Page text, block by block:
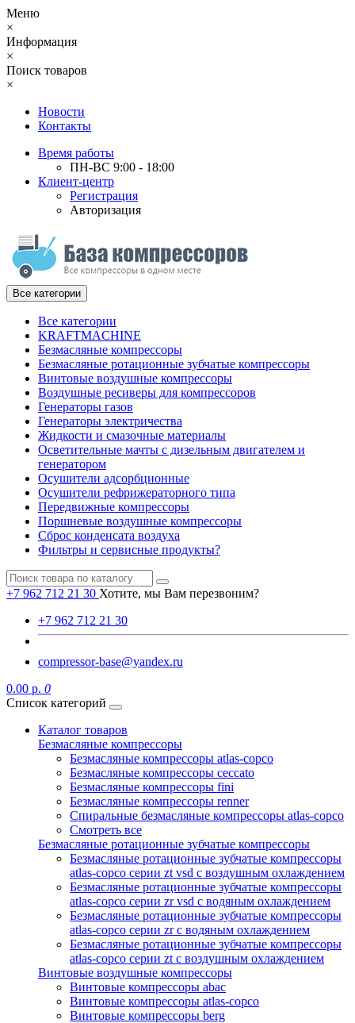
Меню
×
Информация
×
Поиск товаров
×
Новости
Контакты
Время работы
ПН-ВС 9:00 - 18:00
Клиент-центр
Регистрация
Авторизация
Все категории
Все категории
KRAFTMACHINE
Безмасляные компрессоры
Безмасляные ротационные зубчатые компрессоры
Винтовые воздушные компрессоры
Воздушные ресиверы для компрессоров
Генераторы газов
Генераторы электричества
Жидкости и смазочные материалы
Осветительные мачты с дизельным двигателем и
генератором
Осушители адсорбционные
Осушители рефрижераторного типа
Передвижные компрессоры
Поршневые воздушные компрессоры
Сброс конденсата воздуха
Фильтры и сервисные продукты?
+7 962 712 21 30 Хотите, мы Вам перезвоним?
+7 962 712 21 30
compressor-base@yandex.ru
0.00 р. 0
Список категорий
Каталог товаров
Безмасляные компрессоры
Безмасляные компрессоры atlas-copco
Безмасляные компрессоры ceccato
Безмасляные компрессоры fini
Безмасляные компрессоры renner
Спиральные безмасляные компрессоры atlas-copco
Смотреть все
Безмасляные ротационные зубчатые компрессоры
Безмасляные ротационные зубчатые компрессоры
atlas-copco серии zt vsd с воздушным охлаждением
Безмасляные ротационные зубчатые компрессоры
atlas-copco серии zr vsd с водяным охлаждением
Безмасляные ротационные зубчатые компрессоры
atlas-copco серии zr с водяным охлаждением
Безмасляные ротационные зубчатые компрессоры
atlas-copco серии zt с воздушным охлаждением
Винтовые воздушные компрессоры
Винтовые компрессоры abac
Винтовые компрессоры atlas-copco
Винтовые компрессоры berg